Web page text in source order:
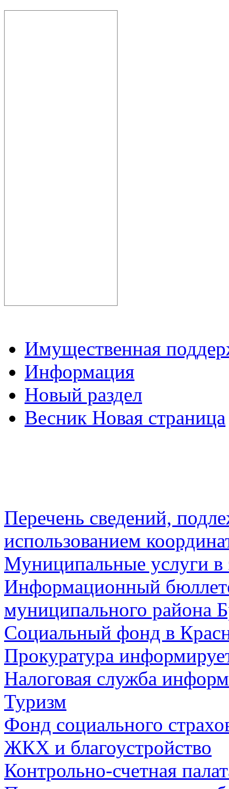
Имущественная
Информация
Новый раздел
Весник Новая страница
Перечень сведений,
использованием
Муниципальные услуги в
Информационный
муниципального района
Социальный фонд в
Прокуратура
Налоговая служба
Туризм
Фонд социального
ЖКХ и благоустройство
Контрольно-счетная